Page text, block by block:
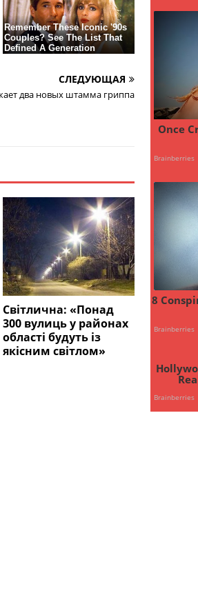
СЛЕДУЮЩАЯ
два новых штамма гриппа
Світлична: «Понад
300 вулиць у районах
області будуть із
якісним світлом»